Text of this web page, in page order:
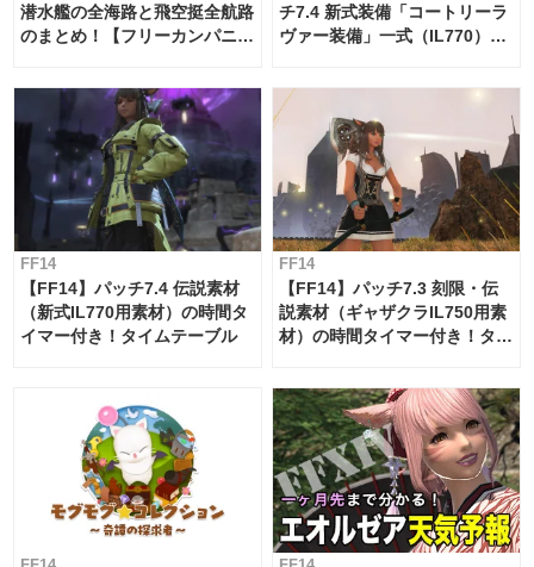
潜水艦の全海路と飛空挺全航路
のまとめ！【フリーカンパニ
チ7.4 新式装備「コートリーラ
ヴァー装備」一式（IL770）の
FF14
【FF14】パッチ7.4 伝説素材
（新式IL770用素材）の時間タ
イマー付き！タイムテーブル
FF14
【FF14】パッチ7.3 刻限・伝
説素材（ギャザクラIL750用素
材）の時間タイマー付き！タイ